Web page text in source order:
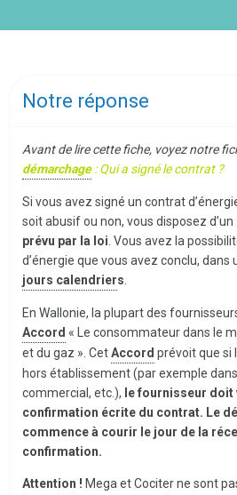
Notre réponse
Avant de lire cette fiche, voyez notre
démarchage: Qui a signé le contrat ?
Si vous avez signé un contrat
soit abusif ou non, vous disposez d’un
prévu par la loi . Vous avez la
d’énergie que vous avez conclu, dans
jours calendriers
En Wallonie, la plupart des
Accord « Le consommateur dans le
et du gaz ». CetAccord prévoit que si
hors établissement (par exemple
commercial, etc.), le fournisseur doit
confirmation écrite du contrat. Le
commence à courir le jour de la
confirmation.
Attention ! Mega et Cociter ne sont